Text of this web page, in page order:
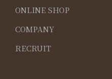
ONLINE SHOP
COMPANY
RECRUIT